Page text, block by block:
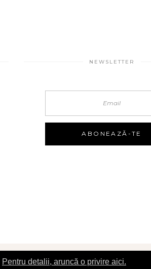
NEWSLETTER
Pentru detalii, aruncă o privire aici.